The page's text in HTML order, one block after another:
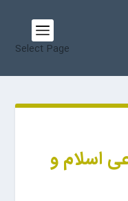
Select Page
اسلام و